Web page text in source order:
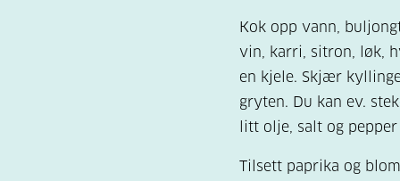
Kok opp vann,
vin, karri, sitron, løk,
en kjele. Skjær
gryten. Du kan ev.
litt olje, salt og
Tilsett paprika og